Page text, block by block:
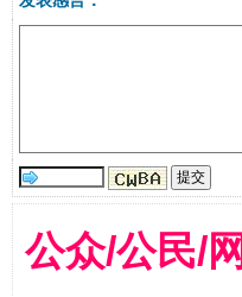
公众/公民/